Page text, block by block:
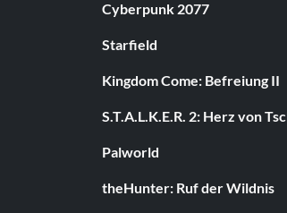
Cyberpunk 2077
Starfield
Kingdom Come: Befreiung II
S.T.A.L.K.E.R. 2: Herz von
Palworld
theHunter: Ruf der Wildnis